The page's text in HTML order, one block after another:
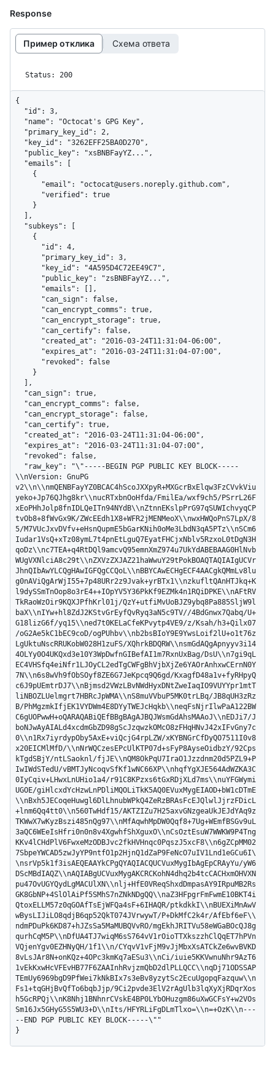
Response
Пример отклика Схема ответа
Status: 200
{
\\nVersion: GnuPG
v2\\n\\nmQENBFayYZ0BCAC4hScoJXXpyR+MXGcrBxElqw3FzCVvkViu
yeko+Jp76QJhg8kr\\nucRTxbnOoHfda/FmilEa/wxf9ch5/PSrrL26F
xEoPHhJolp8fnIDLQeITn94NYdB\\nZtnnEKslpPrG97qSUWIchvyqCP
tvOb8+8fWvGx9K/ZWcEEdh1X8+WFR2jMENMeoX\\nwxHWQoPnS7LpX/8
5/M7VUcJxvDVfv+eHsnQupmE5bGarKNih0oMe3LbdN3qA5PTz\\nSCm6
Iudar1VsQ+xTz08ymL7t4pnEtLguQ7EyatFHCjxNblv5RzxoL0tDgN3H
qoDz\\nc7TEA+q4RtDQl9amcvQ95emnXmZ974u7UkYdABEBAAG0HlNvb
WUgVXNlciA8c29t\\nZXVzZXJAZ21haWwuY29tPokBOAQTAQIAIgUCVr
JhnQIbAwYLCQgHAwIGFQgCCQoL\\nBBYCAwECHgECF4AACgkQMmLv8lu
g0nAViQgArWjI55+7p48URr2z9Jvak+yrBTx1\\nzkufltQAnHTJkq+K
l9dySSmTnOop8o3rE4++IOpYV5Y36PkKf9EZMk4n1RQiDPKE\\nAFtRV
TkRaoWzOir9KQXJPfhKrl01j/QzY+utfiMvUoBJZ9ybq8Pa885SljW9l
baX\\nIYw+hl8ZdJ2KStvGrEyfQvRyq3aN5c9TV//4BdGnwx7Qabq/U+
G18lizG6f/yq15\\ned7t0KELaCfeKPvytp4VE9/z/Ksah/h3+Qilx07
/oG2Ae5kC1bEC9coD/ogPUhbv\\nb2bsBIoY9E9YwsLoif2lU+o1t76z
LgUktuNscRRUKobW028H1zuFS/XQhrkBDQRW\\nsmGdAQgApnyyv3i14
4OLYy0O4UKQxd3e10Y3WpDwfnGIBefAI1m7RxnUxBag/DsU\\n7gi9qL
EC4VHSfq4eiNfr1LJOyCL2edTgCWFgBhVjbXjZe6YAOrAnhxwCErnN0Y
7N\\n6s8wVh9fObSOyf8ZE6G7JeKpcq9Q6gd/KxagfD48a1v+fyRHpyQ
c6J9pUEmtrDJ7\\nBjmsd2VWzLBvNWdHyxDNtZweIaqIO9VUYYpr1mtT
liNBOZLUelmgrt7HBRcJpWMA\\nS8muVVbuP5MK0trLBq/JB8qUH3zRz
B/PhMgzmkIfjEK1VYDWm4E8DYyTWEJcHqkb\\neqFsNjrIlwPaA122BW
C6gUOPwwH+oQARAQABiQEfBBgBAgAJBQJWsmGdAhsMAAoJ\\nEDJi7/J
boNJwAyAIALd4xcdmGbZD98gScJzqwzkOMcO8zFHqHNvJ42xIFvGny7c
0\\n1Rx7iyrdypOby5AxE+viQcjG4rpLZW/xKYBNGrCfDyQO7511I0v8
x20EICMlMfD/\\nNrWQCzesEPcUlKTP07d+sFyP8AyseOidbzY/92Cps
kTgdSBjY/ntLSaoknl/fjJE\\nQM8OkPqU7IraO1Jzzdnm20d5PZL9+P
IwIWdSTedU/vBMTJyNcoqvSfKf1wNC66XP\\nhqfYgXJE564AdWZKA3C
0IyCqiv+LHwxLnUHio1a4/r91C8KPzxs6tGxRDjXLd7ms\\nuYFGWymi
UGOE/giHlcxdYcHzwLnPDliMQOLiTkK5AQ0EVuxMygEIAOD+bW1cDTmE
\\nBxh5JECoqeHuwgl6DlLhnubWPkQ4ZeRzBRAsFcEJQlwlJjrzFDicL
+lnm6Qq4tt0\\n560TwHdf15/AKTZIZu7H25axvGNzgeaUkJEJdYAq9z
TKWwX7wKyzBszi485nQg97\\nMfAqwhMpDW0Qqf8+7Ug+WEmfBSGv9uL
3aQC6WEeIsHfri0n0n8v4XgwhfShXguxO\\nCsOztEsuW7WWKW9P4Tng
KKv4lCHdPlV6FwxeMzODBJvc2fkHVHnqc0PqszJ5xcF8\\n6gZCpMM02
7SbpeYWCAD5zwJyYP9ntfO1p2HjnQ1dZaP9FeNcO7uIV1Lnd1eGCu6I\
\nsrVp5k1f3isAEQEAAYkCPgQYAQIACQUCVuxMygIbAgEpCRAyYu/yW6
DScMBdIAQZ\\nAQIABgUCVuxMygAKCRCKohN4dhq2b4tcCACHxmOHVXN
pu47OvUGYQydLgMACUlXN\\nlj+HfE0VReqShxdDmpasAY9IRpuMB2Rs
GK8GbNP+4SlOlAiPf5SMhS7nZNkNDgQQ\\naZ3HFpgrFmFwmE10BKT4i
QtoxELLM57z0qGOAfTsEjWFQa4sF+6IHAQR/ptkdkkI\\nBUEXiMnAwV
wBysLIJiLO8qdjB6qp52QkT074JVrwywT/P+DkMfC2k4r/AfEbf6eF\\
ndmPDuPk6KD87+hJZsSa5MaMUBQVvRO/mgEkhJRITVu58eWGaBOcQJ8g
qurhCqM5P\\nDfUA4TJ7wiqM6sS764vV1rOioTTXkszzhClQqET7hPVn
VQjenYgv0EZHNyQH/1f1\\n/CYqvV1vFjM9vJjMbxXsATCkZe6wvBVKD
8vLsJAr8N+onKQz+4OPc3kmKq7aESu3\\nCi/iuie5KKVwnuNhr9AzT6
1vEkKxwHcVFEvHB77F6ZAAInhRvjzmQbD2dlPLLQCC\\nqDj71ODSSAP
TEmUy6969bgD9PfWei7kNkBIx7s3eBv8yzytSc2EcuUgopqFazquw\\n
Fs1+tqGHjBvQfTo6bqbJjp/9Ci2pvde3ElV2rAgUlb3lqXyXjRDqrXos
h5GcRPQj\\nK8Nhj1BNhnrCVskE4BP0LYbOHuzgm86uXwGCFsY+w2VOs
Sm16Jx5GHyG5S5WU3+D\\nIts/HFYRLiFgDLmTlxo=\\n=+OzK\\n---
--END PGP PUBLIC KEY BLOCK-----\""
}